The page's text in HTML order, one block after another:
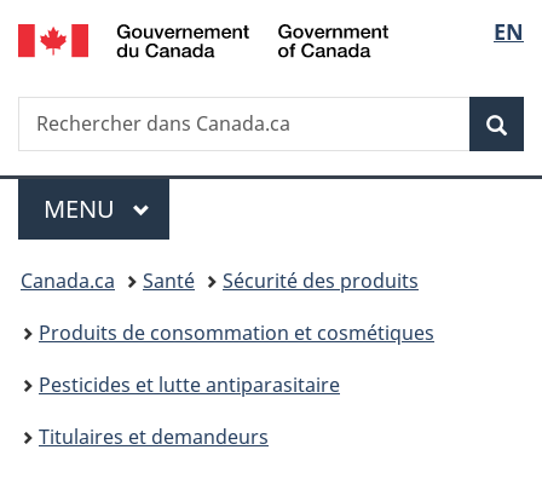
Passer
au
principal
Passer
à
Au
du
Passer
à
version
simplifiée
de
la
EN
Recherche
Rechercher
dans
Menu
MENU PRINCIPAL
Vous
êtes
ici :
Canada.ca Santé
Sécurité des produits
Produits de consommation et cosmétiques
Pesticides et lutte antiparasitaire
Titulaires et demandeurs